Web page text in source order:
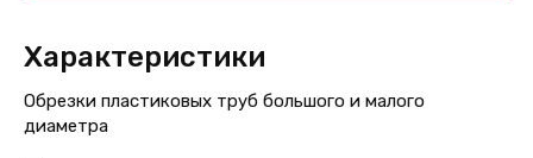
Характеристики
Обрезки пластиковых труб большого и малого
диаметра